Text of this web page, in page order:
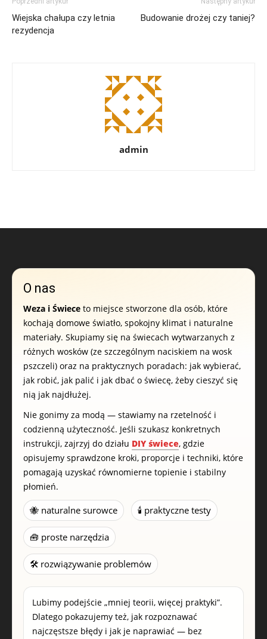
Wiejska chałupa czy letnia
rezydencja
Budowanie drożej czy taniej?
admin
O nas
Weza i Świece to miejsce stworzone dla osób, które
kochają domowe światło, spokojny klimat i naturalne
materiały. Skupiamy się na świecach wytwarzanych z
różnych wosków (ze szczególnym naciskiem na wosk
pszczeli) oraz na praktycznych poradach: jak wybierać,
jak robić, jak palić i jak dbać o świecę, żeby cieszyć się
nią jak najdłużej.
Nie gonimy za modą — stawiamy na rzetelność i
codzienną użyteczność. Jeśli szukasz konkretnych
instrukcji, zajrzyj do działu DIY świece, gdzie
opisujemy sprawdzone kroki, proporcje i techniki, które
pomagają uzyskać równomierne topienie i stabilny
płomień.
🐝 naturalne surowce 🕯️ praktyczne testy
🧰 proste narzędzia
🛠️ rozwiązywanie problemów
Lubimy podejście „mniej teorii, więcej praktyki”.
Dlatego pokazujemy też, jak rozpoznawać
najczęstsze błędy i jak je naprawiać — bez